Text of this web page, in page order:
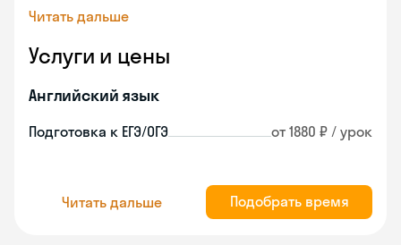
Читать дальше
Услуги и цены
Английский язык
Подготовка к ЕГЭ/ОГЭ от 1880 ₽ / урок
Читать дальше Подобрать время